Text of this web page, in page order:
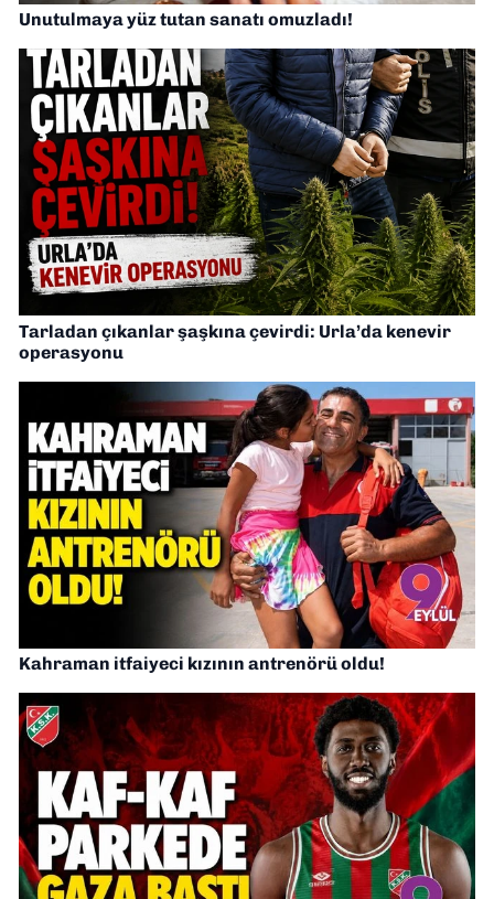
Unutulmaya yüz tutan sanatı omuzladı!
Tarladan çıkanlar şaşkına çevirdi: Urla’da kenevir
operasyonu
Kahraman itfaiyeci kızının antrenörü oldu!